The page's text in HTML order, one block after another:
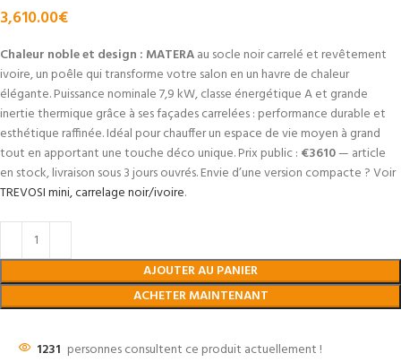
3,610.00€
Chaleur noble et design : MATERAau socle noir carrelé et revêtement
ivoire, un poêle qui transforme votre salon en un havre de chaleur
élégante. Puissance nominale 7,9 kW, classe énergétique A et grande
inertie thermique grâce à ses façades carrelées : performance durable et
esthétique raffinée. Idéal pour chauffer un espace de vie moyen à grand
tout en apportant une touche déco unique. Prix public : €3610— article
en stock, livraison sous 3 jours ouvrés. Envie d’une version compacte ? Voir
TREVOSI mini, carrelage noir/ivoire.
AJOUTER AU PANIER
ACHETER MAINTENANT
1231 personnes consultent ce produit actuellement !